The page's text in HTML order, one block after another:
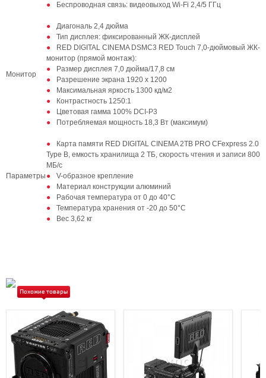
Беспроводная связь: видеовыход Wi-Fi 2,4/5 ГГц
Монитор
Диагональ 2,4 дюйма
Тип дисплея: фиксированный ЖК-дисплей
RED DIGITAL CINEMA DSMC3 RED Touch 7,0-дюймовый ЖК-
монитор (прямой монтаж):
Размер дисплея 7,0 дюйма/17,8 см
Разрешение экрана 1920 х 1200
Максимальная яркость 1300 кд/м2
Контрастность 1250:1
Цветовая гамма 100% DCI-P3
Потребляемая мощность 18,3 Вт (максимум)
Параметры
Карта памяти RED DIGITAL CINEMA 2TB PRO CFexpress 2.0
Type B, емкость хранилища 2 ТБ, скорость чтения и записи 800
МБ/с
V-образное крепление
Материал конструкции алюминий
Рабочая температура от 0 до 40°C
Температура хранения от -20 до 50°C
Вес 3,62 кг
Похожие товары